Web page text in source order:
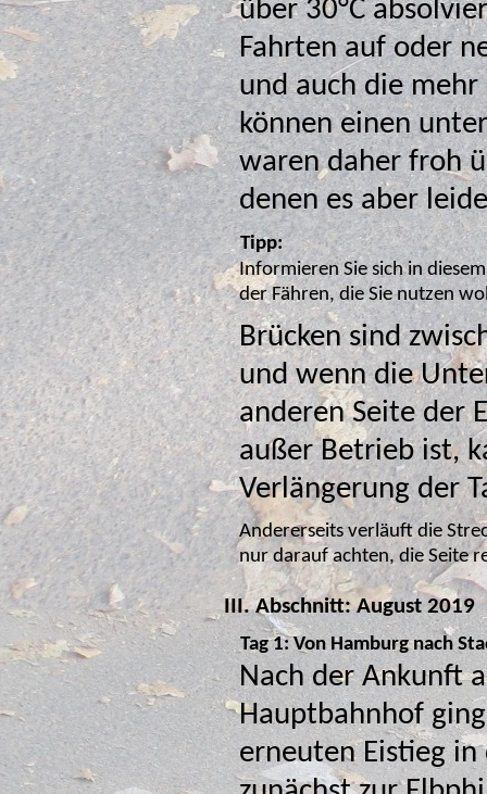
über 30°C absolviert. In
Fahrten auf oder
und auch die mehr oder
können einen
waren daher froh über jeden schattigen
denen es aber
Tipp:
Informieren Sie sich in
der Fähren, die Sie nutzen
Brücken sind
und wenn die
anderen Seite der
außer Betrieb ist, kann
Verlängerung der
Andererseits verläuft die
nur darauf
III. Abschnitt: August 2019
Tag 1: Von Hamburg nach
Nach der Ankunft
Hauptbahnhof
erneuten Eistieg in den Elbe-Radweg,